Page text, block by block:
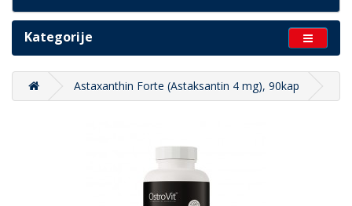
Kategorije
Astaxanthin Forte (Astaksantin 4 mg), 90kap